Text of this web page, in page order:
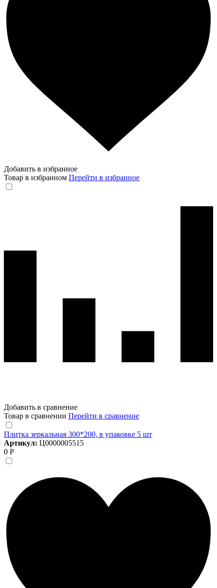
Добавить в избранное
Товар в избранном Перейти в избранное
Добавить в сравнение
Товар в сравнении Перейти в сравнение
Плитка зеркальная 300*200, в упаковке 5 шт
Артикул: Ц0000005515
0 Р